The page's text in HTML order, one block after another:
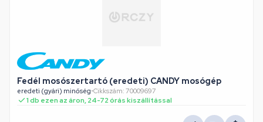
Fedél mosószertartó (eredeti) CANDY mosógép
eredeti (gyári) minőség•Cikkszám: 70009697
1 db ezen az áron, 24-72 órás kiszállítással